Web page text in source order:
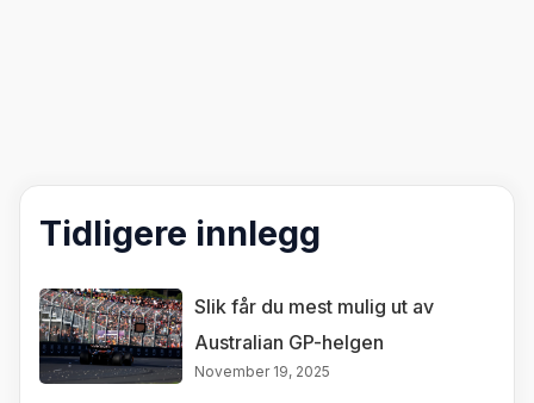
Tidligere innlegg
Slik får du mest mulig ut av
Australian GP-helgen
November 19, 2025